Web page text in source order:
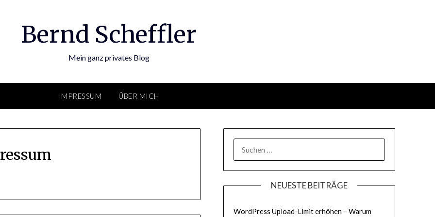
Bernd Scheffler
Mein ganz privates Blog
IMPRESSUM ÜBER MICH
NACH:
NEUESTE BEITRÄGE
WordPress Upload-Limit erhöhen – Warum